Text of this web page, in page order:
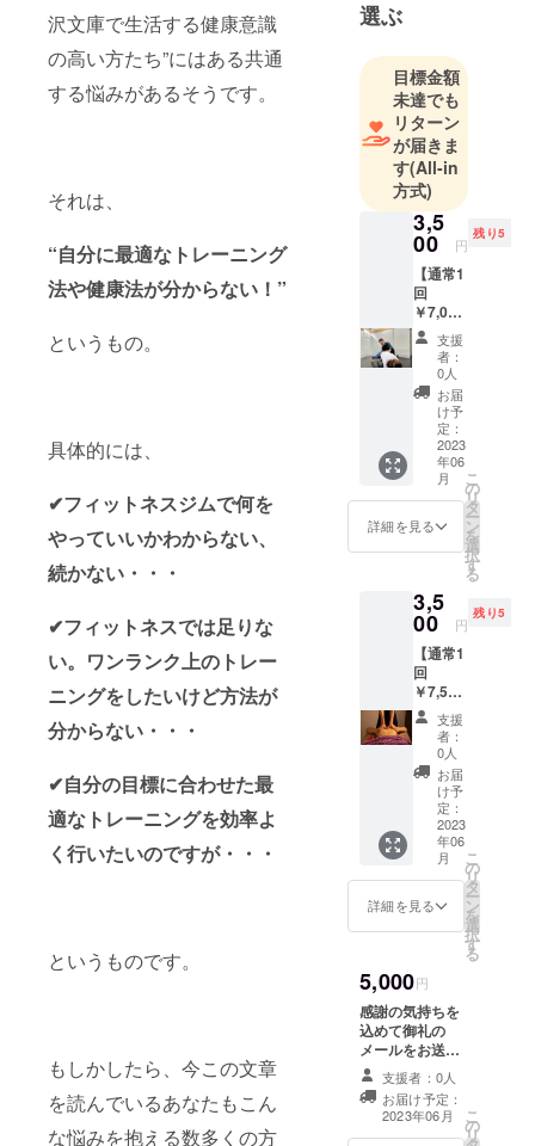
沢文庫で生活する健康意識
の高い方たち”にはある共通
する悩みがあるそうです。
それは、
“自分に最適なトレーニング
法や健康法が分からない！”
というもの。
具体的には、
✔フィットネスジムで何を
やっていいかわからない、
続かない・・・
✔フィットネスでは足りな
い。ワンランク上のトレー
ニングをしたいけど方法が
分からない・・・
✔自分の目標に合わせた最
適なトレーニングを効率よ
く行いたいのですが・・・
というものです。
もしかしたら、今この文章
を読んでいるあなたもこん
な悩みを抱える数多くの方
わる仕事が
したく、ト
レーナーの
道へ！
某ラグビー
のプロチー
ムでトレー
ナーの修業
を積み、高
校野球の専
属トレー
ナーとして3
年間所属。
その後、ト
レーナーと
してさらに
成長するた
めに、当時
無名であっ
たRIZAP株式
会社に入
社。 パーソ
ナーとして
200名以上の
方を担当
し、理想の
心身や健康
を手に入れ
るためのサ
ポートを さ
せて頂く。
その中で、
レーナー賞
など数々の
RIZAPで就業
中、3人目の
子供が産ま
れた時に育
児休暇を取
得。(現在4人
選ぶ
目標金額
未達でも
リターン
が届きま
す(All-in
方式)
3,5
00 円
残り5
【通常1
回
￥7,000
】 パー
ソナル
トレー
ニング
50分/1
回の提
供 有効
期限：
2023年
6月15日
から8月
31日
支援
者：
0人
お届
け予
定：
2023
年06
月
詳細を見る
こ
の
リ
タ
ー
ン
を
選
択
す
る
3,5
00 円
残り5
【通常1
回
￥7,500
】 ロミ
ロミ50
分/1回
の提供
有効期
限：
2023年
6月15日
から8月
31日
支援
者：
0人
お届
け予
定：
2023
年06
月
詳細を見る
こ
の
リ
タ
ー
ン
を
選
択
す
る
5,000円
感謝の気持ちを
込めて御礼の
メールをお送り
させて頂きま
す！！支援者：0人
お届け予定：
2023年06月
こ
の
リ